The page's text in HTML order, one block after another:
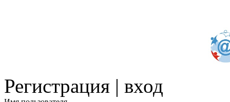
Регистрация | вход